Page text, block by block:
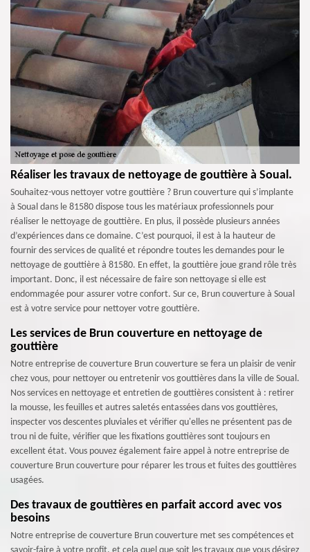
Réaliser les travaux de nettoyage de gouttière à Soual.
Souhaitez-vous nettoyer votre gouttière ? Brun couverture qui s’implante
à Soual dans le 81580 dispose tous les matériaux professionnels pour
réaliser le nettoyage de gouttière. En plus, il possède plusieurs années
d’expériences dans ce domaine. C’est pourquoi, il est à la hauteur de
fournir des services de qualité et répondre toutes les demandes pour le
nettoyage de gouttière à 81580. En effet, la gouttière joue grand rôle très
important. Donc, il est nécessaire de faire son nettoyage si elle est
endommagée pour assurer votre confort. Sur ce, Brun couverture à Soual
est à votre service pour nettoyer votre gouttière.
Les services de Brun couverture en nettoyage de
gouttière
Notre entreprise de couverture Brun couverture se fera un plaisir de venir
chez vous, pour nettoyer ou entretenir vos gouttières dans la ville de Soual.
Nos services en nettoyage et entretien de gouttières consistent à : retirer
la mousse, les feuilles et autres saletés entassées dans vos gouttières,
inspecter vos descentes pluviales et vérifier qu'elles ne présentent pas de
trou ni de fuite, vérifier que les fixations gouttières sont toujours en
excellent état. Vous pouvez également faire appel à notre entreprise de
couverture Brun couverture pour réparer les trous et fuites des gouttières
usagées.
Des travaux de gouttières en parfait accord avec vos
besoins
Notre entreprise de couverture Brun couverture met ses compétences et
savoir-faire à votre profit, et cela quel que soit les travaux que vous désirez